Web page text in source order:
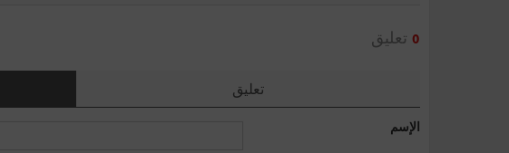
0 تعليق
تعليق
الإسم